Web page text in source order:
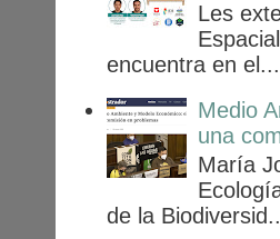
Les
encuentra en el...
Medio
una
María
de la